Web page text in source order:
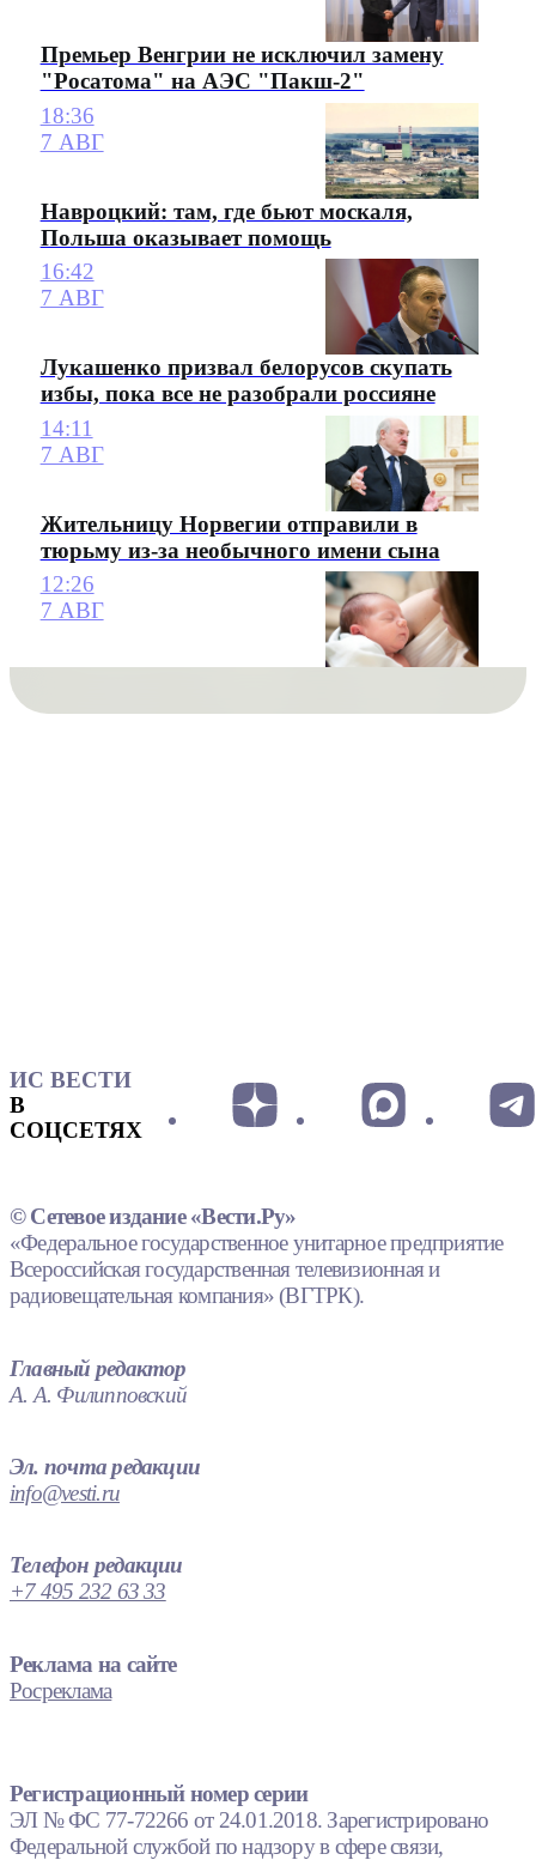
Премьер Венгрии не исключил замену
"Росатома" на АЭС "Пакш-2"
18:36
7 АВГ
Навроцкий: там, где бьют москаля,
Польша оказывает помощь
16:42
7 АВГ
Лукашенко призвал белорусов скупать
избы, пока все не разобрали россияне
14:11
7 АВГ
Жительницу Норвегии отправили в
тюрьму из-за необычного имени сына
12:26
7 АВГ
ИС ВЕСТИ
В
СОЦСЕТЯХ
© Сетевое издание «Вести.Ру»
«Федеральное государственное унитарное предприятие
Всероссийская государственная телевизионная и
радиовещательная компания» (ВГТРК).
Главный редактор
А. А. Филипповский
Эл. почта редакции
info@vesti.ru
Телефон редакции
+7 495 232 63 33
Реклама на сайте
Росреклама
Регистрационный номер серии
ЭЛ № ФС 77-72266 от 24.01.2018. Зарегистрировано
Федеральной службой по надзору в сфере связи,